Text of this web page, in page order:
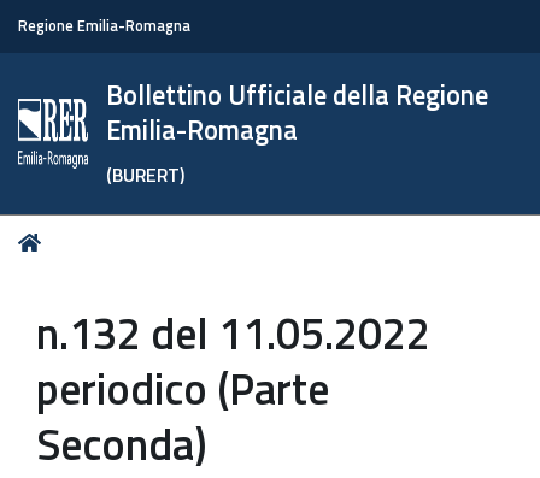
Regione Emilia-Romagna
Bollettino Ufficiale della Regione
Emilia-Romagna
(BURERT)
Tu
n.132 del 11.05.2022
periodico (Parte
Seconda)